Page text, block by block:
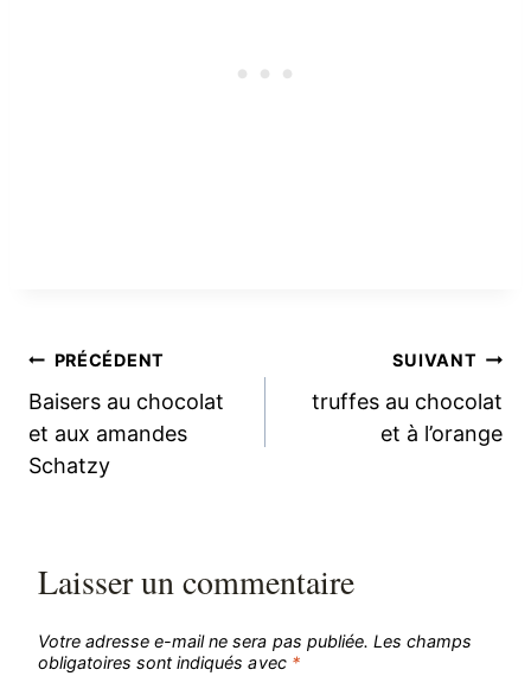
Navigation
de
l’article
PRÉCÉDENT
Baisers au chocolat
et aux amandes
Schatzy
SUIVANT
truffes au chocolat
et à l’orange
Laisser un commentaire
Votre adresse e-mail ne sera pas publiée. Les champs
obligatoires sont indiqués avec *